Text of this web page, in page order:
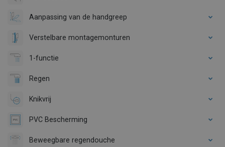
Aanpassing van de handgreep
Verstelbare montagemonturen
1-functie
Regen
Knikvrij
PVC Bescherming
Beweegbare regendouche